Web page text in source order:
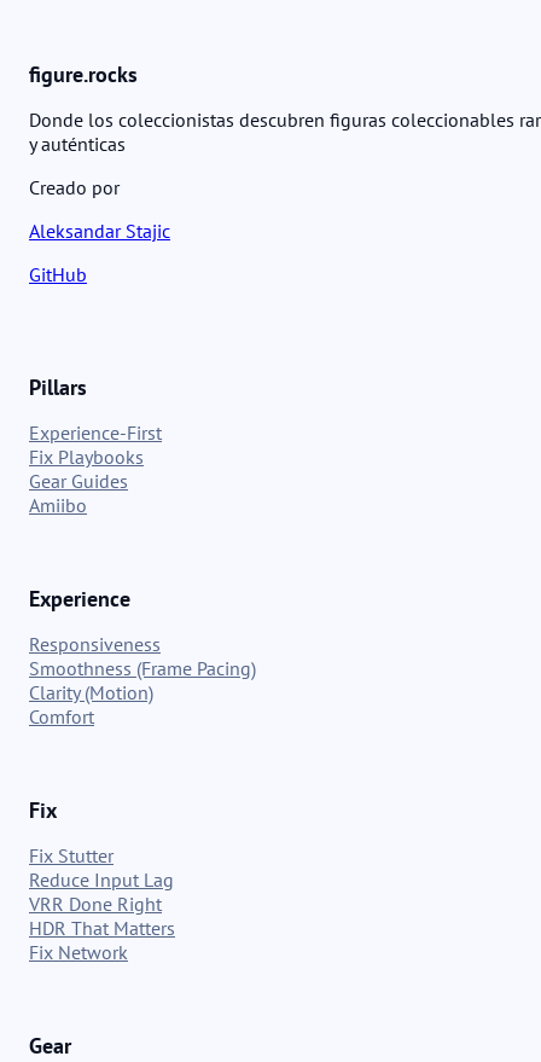
orientación. Registra lo que los coleccionistas suelen pagar, no
lo que algo vale teóricamente.
figure.rocks
Donde los coleccionistas descubren figuras coleccionables
y auténticas
Creado por
Aleksandar Stajic
GitHub
Pillars
Experience-First
Fix Playbooks
Gear Guides
Amiibo
Experience
Responsiveness
Smoothness (Frame Pacing)
Clarity (Motion)
Comfort
Fix
Fix Stutter
Reduce Input Lag
VRR Done Right
HDR That Matters
Fix Network
Gear